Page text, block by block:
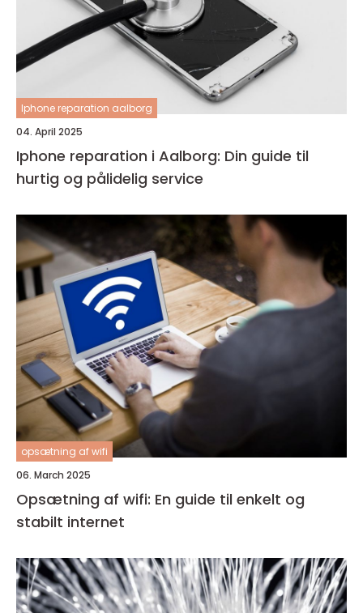
Iphone reparation aalborg
04. April 2025
Iphone reparation i Aalborg: Din guide til
hurtig og pålidelig service
opsætning af wifi
06. March 2025
Opsætning af wifi: En guide til enkelt og
stabilt internet